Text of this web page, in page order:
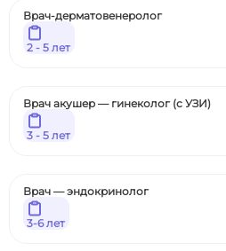
Врач-дерматовенеролог
2 - 5 лет
Врач акушер — гинеколог (с УЗИ)
3 - 5 лет
Врач — эндокринолог
3-6 лет